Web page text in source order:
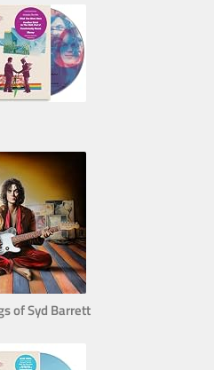
of Syd Barrett